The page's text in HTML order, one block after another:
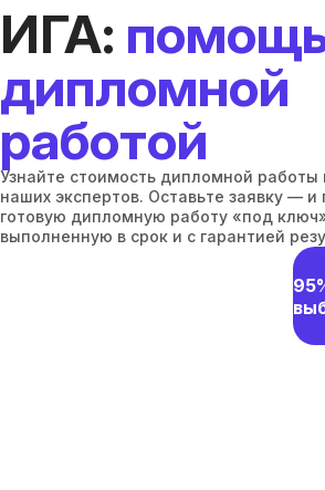
ИГА:
дипломной
работой
Узнайте стоимость дипломной работы
наших экспертов. Оставьте заявку — и
готовую дипломную работу «под
выполненную в срок и с гарантией